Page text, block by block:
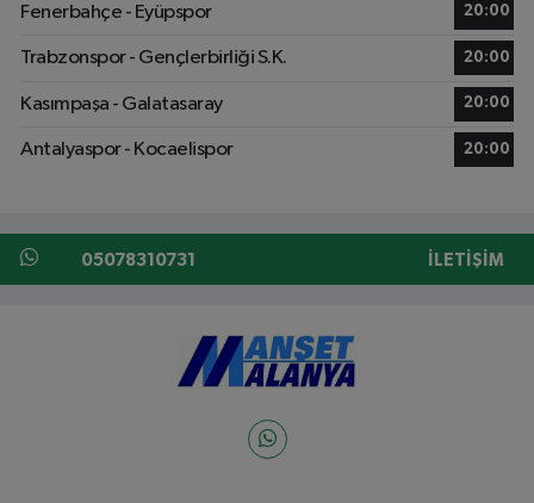
Fenerbahçe - Eyüpspor 20:00
Trabzonspor - Gençlerbirliği S.K. 20:00
Kasımpaşa - Galatasaray 20:00
Antalyaspor - Kocaelispor 20:00
05078310731 İLETIŞIM